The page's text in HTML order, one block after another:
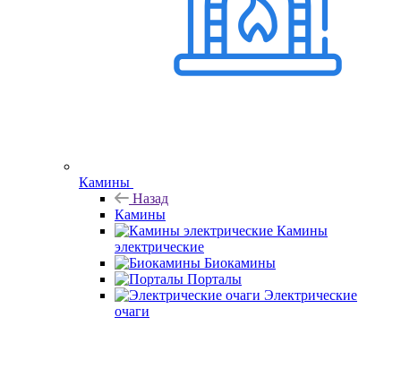
Камины
Назад
Камины
Камины
электрические
Биокамины
Порталы
Электрические
очаги